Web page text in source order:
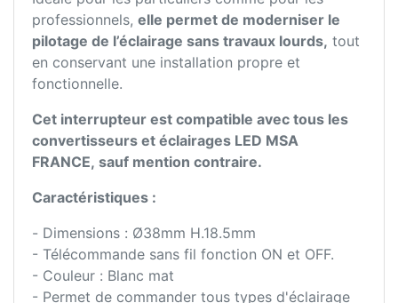
professionnels, elle permet de moderniser le
pilotage de l’éclairage sans travaux lourds, tout
en conservant une installation propre et
fonctionnelle.
Cet interrupteur est compatible avec tous les
convertisseurs et éclairages LED MSA
FRANCE, sauf mention contraire.
Caractéristiques :
- Dimensions : Ø38mm H.18.5mm
- Télécommande sans fil fonction ON et OFF.
- Couleur : Blanc mat
- Permet de commander tous types d'éclairage